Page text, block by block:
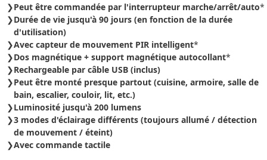
Peut être commandée par l'interrupteur marche/arrêt/auto*
Durée de vie jusqu'à 90 jours (en fonction de la durée
d'utilisation)
Avec capteur de mouvement PIR intelligent*
Dos magnétique + support magnétique autocollant*
Rechargeable par câble USB (inclus)
Peut être monté presque partout (cuisine, armoire, salle de
bain, escalier, couloir, lit, etc.)
Luminosité jusqu'à 200 lumens
3 modes d'éclairage différents (toujours allumé / détection
de mouvement / éteint)
Avec commande tactile